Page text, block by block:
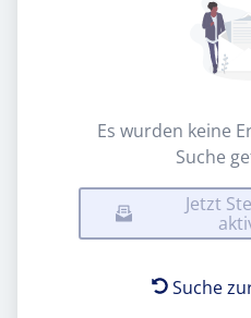
Es wurden keine
Suche
Jetzt
Suche